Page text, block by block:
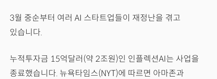
3월 중순부터 여러 AI 스타트업들이 재정난을 겪고
있습니다.
누적투자금 15억달러(약 2조원)인 인플렉션AI는 사업을
종료했습니다. 뉴욕타임스(NYT)에 따르면 아마존과